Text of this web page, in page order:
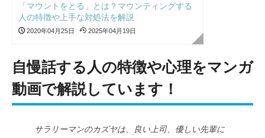
「マウントをとる」とは？マウンティングする
人の特徴や上手な対処法を解説
2020年04月25日 2025年04月19日
自慢話する人の特徴や心理をマンガ
動画で解説しています！
サラリーマンのカズヤは、良い上司、優しい先輩に